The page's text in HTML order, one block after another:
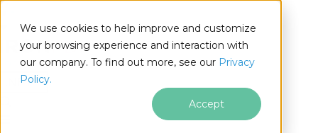
We use cookies to help improve and customize
your browsing experience and interaction with
our company. To find out more, see our Privacy
Policy.
Accept
.NET